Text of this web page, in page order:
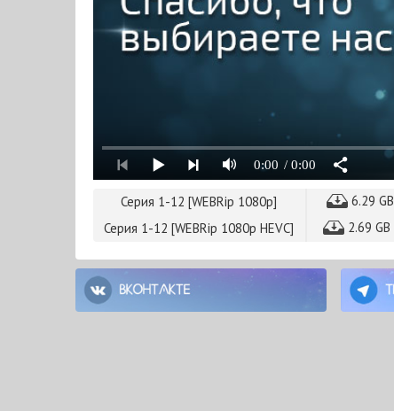
0:00 / 0:00
Серия 1-12 [WEBRip 1080p] 6.29 GB
Серия 1-12 [WEBRip 1080p HEVC]
2.69 GB